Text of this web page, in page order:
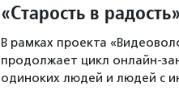
«Старость в
В рамках проекта
продолжает цикл онлайн-
одиноких людей и людей с